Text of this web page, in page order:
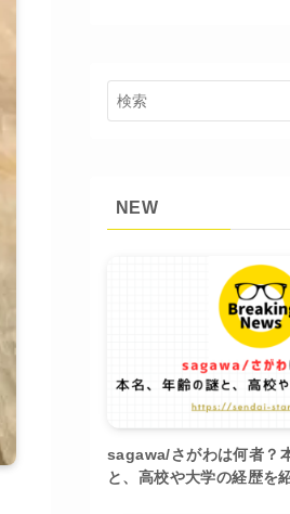
NEW
sagawa/さがわは何者？
と、高校や大学の経歴を